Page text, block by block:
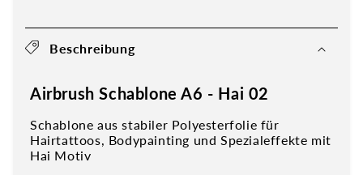
Beschreibung
Airbrush Schablone A6 - Hai 02
Schablone aus stabiler Polyesterfolie für
Hairtattoos, Bodypainting und Spezialeffekte mit
Hai Motiv